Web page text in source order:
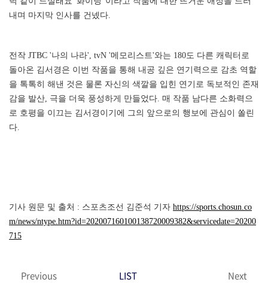
내며 마지막 인사를 건넸다.
전작 JTBC '나의 나라', tvN '메모리스트'와는 180도 다른 캐릭터로
돌아온 김서경은 이번 작품을 통해 내공 깊은 연기력으로 감초 역할
을 톡톡히 해낸 것은 물론 자신의 색깔을 입힌 연기로 독보적인 존재
감을 발산, 극을 더욱 풍성하게 만들었다. 매 작품 남다른 소화력으
로 호평을 이끄는 김서경이기에 그의 앞으로의 행보에 관심이 쏠린
다.
기사 원문 및 출처 : 스포츠조선 김준석 기자 https://sports.chosun.co
m/news/ntype.htm?id=202007160100138720009382&servicedate=20200
715
Previous LIST Next